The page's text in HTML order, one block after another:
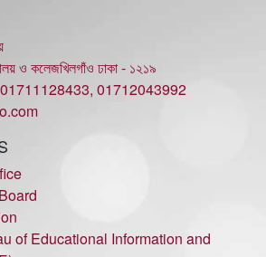
ও কলেজখিলগাঁও ঢাকা - ১২১৯
01712043992
of Educational Information and